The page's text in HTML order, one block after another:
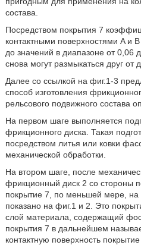
состава.
Посредством покрытия 7
контактными поверхностями A и
до значений в диапазоне от 0,06
снова могут размыкаться друг от
Далее со ссылкой на фиг.1-3
способ изготовления
рельсового подвижного состава
На первом шаге выполняется
фрикционного диска. Такая
посредством литья или ковки
механической обработки.
На втором шаге, после
фрикционный диск 2 со стороны
покрытие 7, по меньшей мере, на
показано на фиг.1 и 2. Это
слой материала, содержащий
покрытия 7 в дальнейшем
контактную поверхность